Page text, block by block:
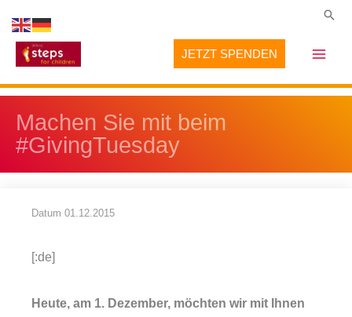
Inhalt
springen
JETZT SPENDEN
Machen Sie mit beim
#GivingTuesday
Datum 01.12.2015
[:de]
Heute, am 1. Dezember, möchten wir mit Ihnen